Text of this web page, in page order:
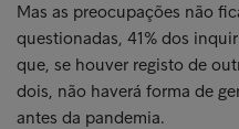
Mas as preocupações não
questionadas, 41% dos
que, se houver registo de
dois, não haverá forma de
antes da pandemia.